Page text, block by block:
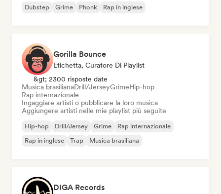
Dubstep
Grime Phonk Rap in inglese
Gorilla Bounce
Etichetta, Curatore Di Playlist
&gt; 2300 risposte date
Musica brasilianaDrill/JerseyGrimeHip-hop
Rap internazionale
Ingaggiare artisti o pubblicare la loro musica
Aggiungere artisti nelle mie playlist più seguite
Hip-hop Drill/Jersey Grime
Rap internazionale
Rap in inglese
Trap Musica brasiliana
DIGA Records